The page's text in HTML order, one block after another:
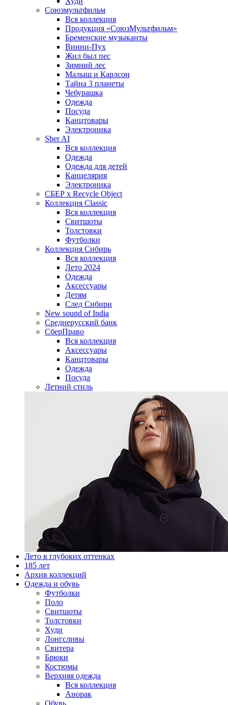
Союзмультфильм
Вся коллекция
Продукция «СоюзМультфильм»
Бременские музыканты
Винни-Пух
Жил был пес
Зимний лес
Малыш и Карлсон
Тайна 3 планеты
Чебурашка
Одежда
Посуда
Канцтовары
Электроника
Sber AI
Вся коллекция
Одежда
Одежда для детей
Канцелярия
Электроника
СБЕР x Recycle Object
Коллекция Classic
Вся коллекция
Свитшоты
Толстовки
Футболки
Коллекция Сибирь
Вся коллекция
Лето 2024
Одежда
Аксессуары
Детям
След Сибири
New sound of India
Среднерусский банк
СберПраво
Вся коллекция
Аксессуары
Канцтовары
Одежда
Посуда
Летний стиль
Лето в глубоких оттенках
185 лет
Архив коллекций
Одежда и обувь
Футболки
Поло
Свитшоты
Толстовки
Худи
Лонгсливы
Свитера
Брюки
Костюмы
Верхняя одежда
Вся коллекция
Анорак
Обувь